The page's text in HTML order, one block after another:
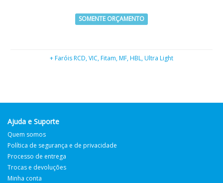
SOMENTE ORÇAMENTO
+ Faróis RCD, VIC, Fitam, MF, HBL, Ultra Light
Ajuda e Suporte
Quem somos
Política de segurança e de privacidade
Processo de entrega
Trocas e devoluções
Minha conta